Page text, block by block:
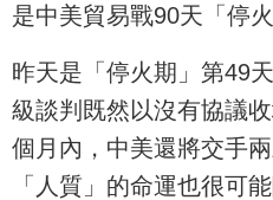
是中美貿易戰90天「停
昨天是「停火期」第49
級談判既然以沒有協議
個月內，中美還將交手
「人質」的命運也很可